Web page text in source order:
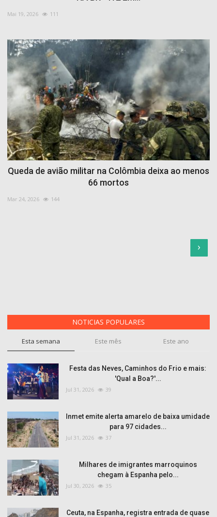
Mai 19, 2026 111
Queda de avião militar na Colômbia deixa ao menos
66 mortos
Mar 24, 2026 144
›
NOTICIAS POPULARES
Esta semana Este mês Este ano
Festa das Neves, Caminhos do Frio e mais:
'Qual a Boa?'...
Jul 31, 2026 39
Inmet emite alerta amarelo de baixa umidade
para 97 cidades...
Jul 31, 2026 37
Milhares de imigrantes marroquinos
chegam à Espanha pelo...
Jul 30, 2026 35
Ceuta, na Espanha, registra entrada de quase